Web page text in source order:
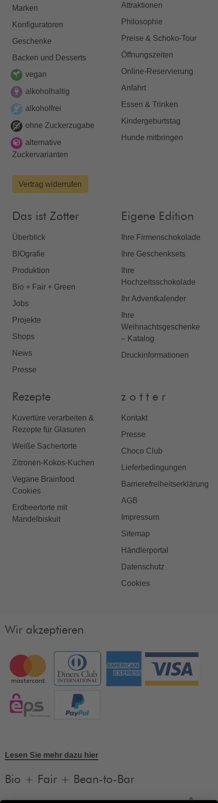
Marken
Konfiguratoren
Geschenke
Backen und Desserts
vegan
alkoholhaltig
alkoholfrei
ohne Zuckerzugabe
alternative
Zuckervarianten
Vertrag widerrufen
Attraktionen
Philosophie
Preise & Schoko-Tour
Öffnungszeiten
Online-Reservierung
Anfahrt
Essen & Trinken
Kindergeburtstag
Hunde mitbringen
Das ist Zotter
Überblick
BIOgrafie
Produktion
Bio + Fair + Green
Jobs
Projekte
Shops
News
Presse
Eigene Edition
Ihre Firmenschokolade
Ihre Geschenksets
Ihre
Hochzeitsschokolade
Ihr Adventkalender
Ihre
Weihnachtsgeschenke
– Katalog
Druckinformationen
Rezepte
Kuvertüre verarbeiten &
Rezepte für Glasuren
Weiße Sachertorte
Zitronen-Kokos-Kuchen
Vegane Brainfood
Cookies
Erdbeertorte mit
Mandelbiskuit
z o t t e r
Kontakt
Presse
Choco Club
Lieferbedingungen
Barrierefreiheitserklärung
AGB
Impressum
Sitemap
Händlerportal
Datenschutz
Cookies
Wir akzeptieren
Lesen Sie mehr dazu hier
Bio + Fair + Bean-to-Bar